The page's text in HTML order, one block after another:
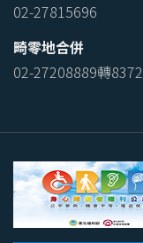
02-27815696
畸零地合併
02-27208889轉8372